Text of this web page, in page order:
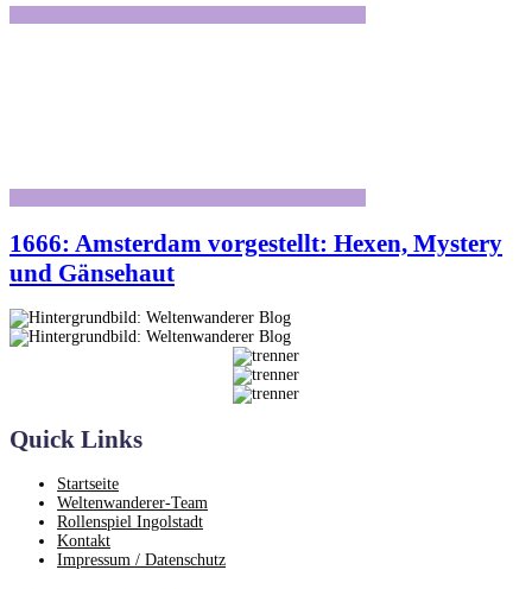
1666: Amsterdam vorgestellt: Hexen, Mystery
und Gänsehaut
Quick Links
Startseite
Weltenwanderer-Team
Rollenspiel Ingolstadt
Kontakt
Impressum / Datenschutz